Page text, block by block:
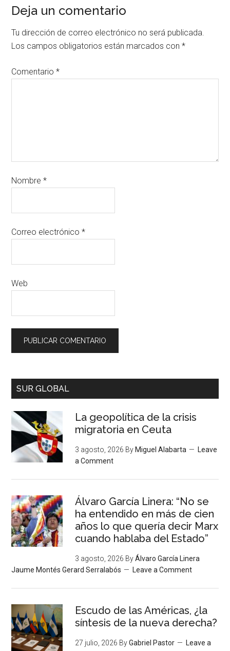
Deja un comentario
Tu dirección de correo electrónico no será publicada.
Los campos obligatorios están marcados con*
Comentario*
Nombre*
Correo electrónico*
Web
SUR GLOBAL
La geopolítica de la crisis
migratoria en Ceuta
3 agosto, 2026 By Miguel Alabarta
Leave
a Comment
Álvaro García Linera: “No se
ha entendido en más de cien
años lo que quería decir Marx
cuando hablaba del Estado”
3 agosto, 2026 ByÁlvaro García Linera
Jaume Montés Gerard Serralabós
Leave a Comment
Escudo de las Américas, ¿la
síntesis de la nueva derecha?
27 julio, 2026 ByGabriel Pastor
Leave a